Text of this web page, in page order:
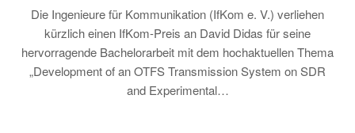
Die Ingenieure für Kommunikation (IfKom e. V.) verliehen
kürzlich einen IfKom-Preis an David Didas für seine
hervorragende Bachelorarbeit mit dem hochaktuellen Thema
„Development of an OTFS Transmission System on SDR
and Experimental…